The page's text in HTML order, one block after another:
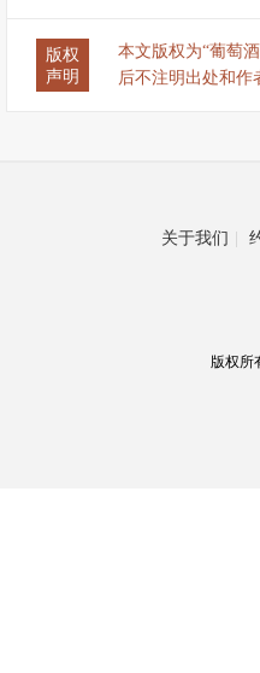
版权
声明
本文版权为“葡萄
后不注明出处和
关于我们
版权所